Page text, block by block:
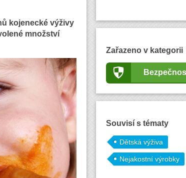
kojenecké výživy
množství
Zařazeno v kategorii
Souvisí s tématy
Dětská výživa
Nejakostní výrobky